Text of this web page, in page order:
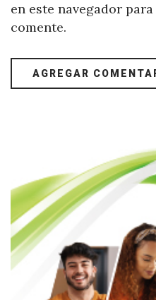
en este navegador
comente.